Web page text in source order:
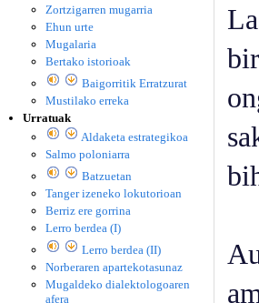
Zortzigarren mugarria
Ehun urte
Mugalaria
Bertako istorioak
Baigorritik Erratzurat
Mustilako erreka
Urratuak
Aldaketa estrategikoa
Salmo poloniarra
Batzuetan
Tanger izeneko lokutorioan
Berriz ere gorrina
Lerro berdea (I)
Lerro berdea (II)
Norberaren apartekotasunaz
Mugaldeko dialektologoaren
afera